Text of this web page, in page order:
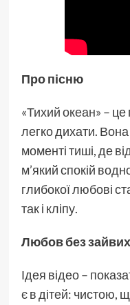
Про пісню
«Тихий океан» – це
легко дихати.
моменті тиші, де
м’який спокій
глибокої любові
так і кліпу.
Любов без зайвих
Ідея відео –
є в дітей: чистою,